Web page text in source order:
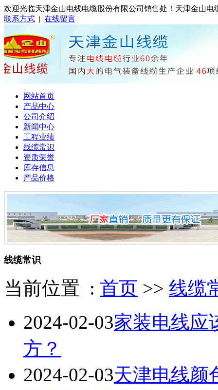
欢迎光临天津金山电线电缆股份有限公司销售处！天津金山电
联系方式 | 在线留言
网站首页
产品中心
公司介绍
新闻中心
工程业绩
线缆常识
资质荣誉
库存信息
产品价格
线缆常识
当前位置 : 首页 >> 线缆
2024-02-03家装电线应
方？
2024-02-03天津电线颜